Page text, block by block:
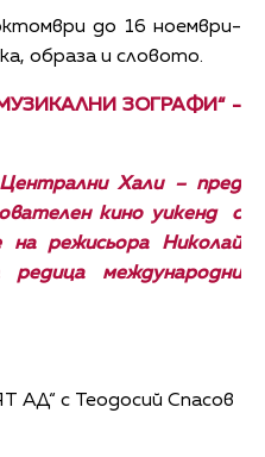
до 16 ноември-
образа и словото.
ЗОГРАФИ“ -
Хали – пред
кино уикенд с
на режисьора Николай
международни
АД“ с Теодосий Спасов